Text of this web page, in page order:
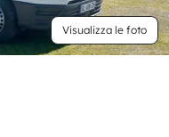
Visualizza le foto